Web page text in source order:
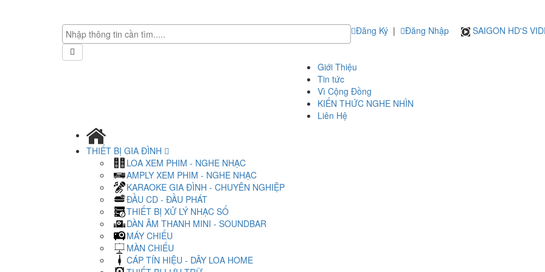
Đăng Ký | Đăng Nhập SAIGON HD'S
Giới Thiệu
Tin tức
Vì Cộng Đồng
KIẾN THỨC NGHE NHÌN
Liên Hệ
THIẾT BỊ GIA ĐÌNH
LOA XEM PHIM - NGHE NHẠC
AMPLY XEM PHIM - NGHE NHẠC
KARAOKE GIA ĐÌNH - CHUYÊN NGHIỆP
ĐẦU CD - ĐẦU PHÁT
THIẾT BỊ XỬ LÝ NHẠC SỐ
DÀN ÂM THANH MINI - SOUNDBAR
MÁY CHIẾU
MÀN CHIẾU
CÁP TÍN HIỆU - DÂY LOA HOME